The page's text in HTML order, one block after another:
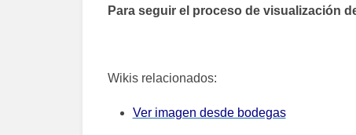
Para seguir el proceso de visualización
Wikis relacionados:
Ver imagen desde bodegas